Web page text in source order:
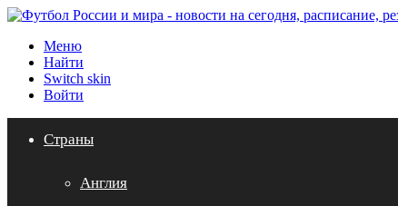
Меню
Найти
Switch skin
Войти
Страны
Англия